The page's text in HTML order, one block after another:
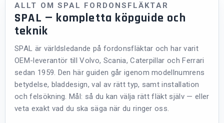
ALLT OM SPAL FORDONSFLÄKTAR
SPAL — kompletta köpguide och
teknik
SPAL är världsledande på fordonsfläktar och har varit
OEM-leverantör till Volvo, Scania, Caterpillar och Ferrari
sedan 1959. Den här guiden går igenom modellnumrens
betydelse, bladdesign, val av rätt typ, samt installation
och felsökning. Mål: så du kan välja rätt fläkt själv — eller
veta exakt vad du ska säga när du ringer oss.